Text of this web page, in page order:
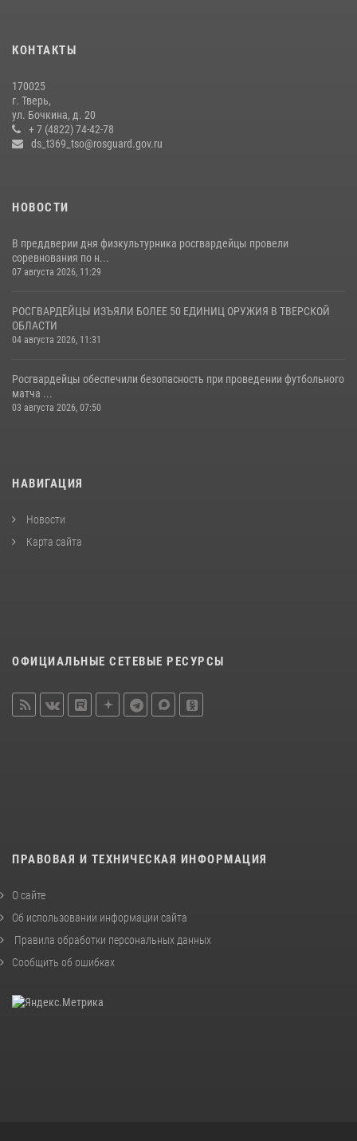
(видео)
Росгвардейцы оказали помощь водителю на дороге в городе Кашин
22 июля 2026, 08:35
КОНТАКТЫ
170025
г. Тверь,
ул. Бочкина, д. 20
+ 7 (4822) 74-42-78
ds_t369_tso@rosguard.gov.ru
НОВОСТИ
В преддверии дня физкультурника росгвардейцы провели
соревнования по н...
07 августа 2026, 11:29
РОСГВАРДЕЙЦЫ ИЗЪЯЛИ БОЛЕЕ 50 ЕДИНИЦ ОРУЖИЯ В ТВЕРСКОЙ
ОБЛАСТИ
04 августа 2026, 11:31
Росгвардейцы обеспечили безопасность при проведении футбольного
матча ...
03 августа 2026, 07:50
НАВИГАЦИЯ
Новости
Карта сайта
ОФИЦИАЛЬНЫЕ СЕТЕВЫЕ РЕСУРСЫ
ПРАВОВАЯ И ТЕХНИЧЕСКАЯ ИНФОРМАЦИЯ
О сайте
Об использовании информации сайта
Правила обработки персональных данных
Сообщить об ошибках